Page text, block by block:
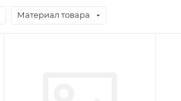
Материал товара